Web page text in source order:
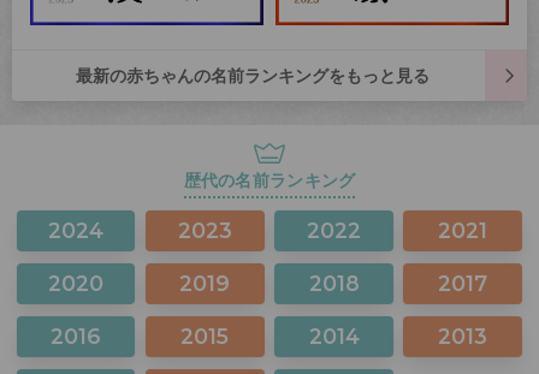
最新の赤ちゃんの名前ランキングをもっと見る
歴代の名前ランキング
2024 2023 2022 2021
2020 2019 2018 2017
2016 2015 2014 2013